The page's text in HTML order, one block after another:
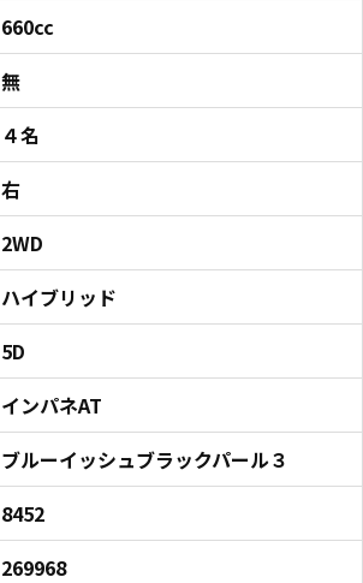
660cc
無
４名
右
2WD
ハイブリッド
5D
インパネAT
ブルーイッシュブラックパール３
8452
269968